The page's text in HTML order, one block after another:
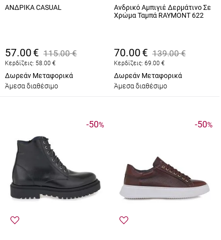
ΑΝΔΡΙΚΑ CASUAL
57.00 € 115.00 €
Κερδίζεις: 58.00 €
Δωρεάν Μεταφορικά
Άμεσα διαθέσιμο
Ανδρικό Αμπιγιέ Δερμάτινο Σε
Χρώμα Ταμπά RAYMONT 622
70.00 € 139.00 €
Κερδίζεις: 69.00 €
Δωρεάν Μεταφορικά
Άμεσα διαθέσιμο
-50% -50%